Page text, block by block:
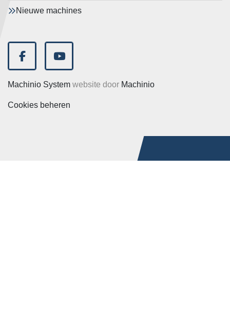
Nieuwe machines
facebookyoutube
Machinio System website door Machinio
Cookies beheren